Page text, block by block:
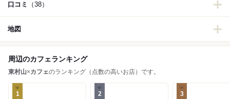
口コミ （38）
地図
周辺のカフェランキング
東村山×カフェのランキング（点数の高いお店）です。
1 2 3